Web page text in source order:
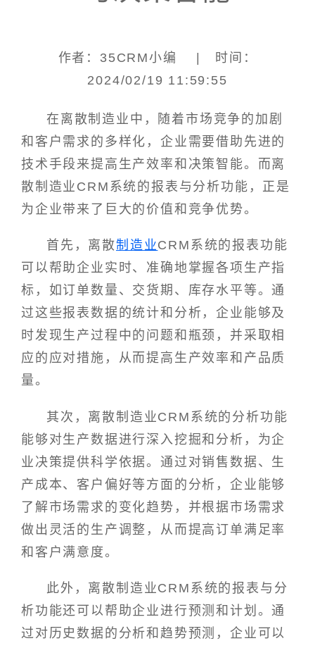
作者：35CRM小编 | 时间：
2024/02/19 11:59:55
在离散制造业中，随着市场竞争的加剧
和客户需求的多样化，企业需要借助先进的
技术手段来提高生产效率和决策智能。而离
散制造业CRM系统的报表与分析功能，正是
为企业带来了巨大的价值和竞争优势。
首先，离散制造业CRM系统的报表功能
可以帮助企业实时、准确地掌握各项生产指
标，如订单数量、交货期、库存水平等。通
过这些报表数据的统计和分析，企业能够及
时发现生产过程中的问题和瓶颈，并采取相
应的应对措施，从而提高生产效率和产品质
量。
其次，离散制造业CRM系统的分析功能
能够对生产数据进行深入挖掘和分析，为企
业决策提供科学依据。通过对销售数据、生
产成本、客户偏好等方面的分析，企业能够
了解市场需求的变化趋势，并根据市场需求
做出灵活的生产调整，从而提高订单满足率
和客户满意度。
此外，离散制造业CRM系统的报表与分
析功能还可以帮助企业进行预测和计划。通
过对历史数据的分析和趋势预测，企业可以